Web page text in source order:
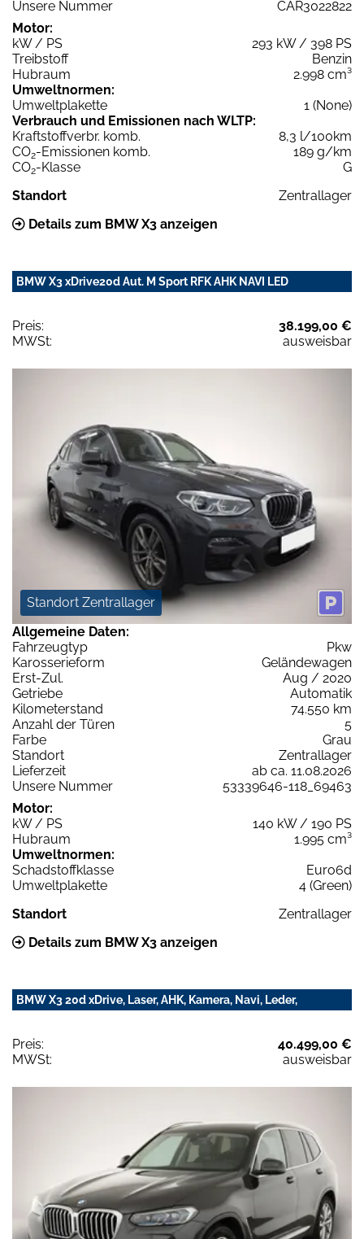
Unsere Nummer
CAR3022822
Motor:
kW / PS
293 kW / 398 PS
Treibstoff
Benzin
Hubraum
2.998 cm³
Umweltnormen:
Umweltplakette
1 (None)
Verbrauch und Emissionen nach WLTP:
Kraftstoffverbr. komb.
8,3 l/100km
CO2-Emissionen komb.
189 g/km
CO2-Klasse
G
Standort
Zentrallager
Details zum BMW X3 anzeigen
BMW X3 xDrive20d Aut. M Sport RFK AHK NAVI LED
Preis:
38.199,00 €
MWSt:
ausweisbar
Standort Zentrallager
Allgemeine Daten:
Fahrzeugtyp
Pkw
Karosserieform
Geländewagen
Erst-Zul.
Aug / 2020
Getriebe
Automatik
Kilometerstand
74.550 km
Anzahl der Türen
5
Farbe
Grau
Standort
Zentrallager
Lieferzeit
ab ca. 11.08.2026
Unsere Nummer
53339646-118_69463
Motor:
kW / PS
140 kW / 190 PS
Hubraum
1.995 cm³
Umweltnormen:
Schadstoffklasse
Euro6d
Umweltplakette
4 (Green)
Standort
Zentrallager
Details zum BMW X3 anzeigen
BMW X3 20d xDrive, Laser, AHK, Kamera, Navi, Leder,
Preis:
40.499,00 €
MWSt:
ausweisbar